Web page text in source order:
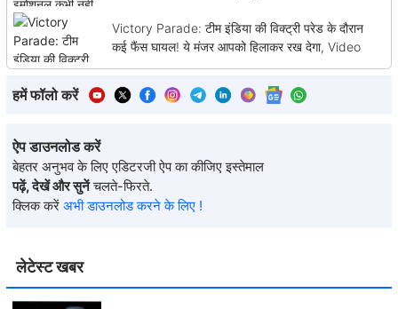
लेटेस्ट खबर
Victory Parade: टीम इंडिया की विक्ट्री परेड के दौरान
कई फैंस घायल! ये मंजर आपको हिलाकर रख देगा, Video
हमें फॉलो करें
ऐप डाउनलोड करें
बेहतर अनुभव के लिए एडिटरजी ऐप का कीजिए इस्तेमाल
पढ़ें, देखें और सुनें चलते-फिरते.
क्लिक करें अभी डाउनलोड करने के लिए !